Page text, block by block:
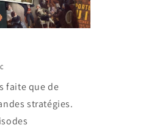
faite que de
stratégies.